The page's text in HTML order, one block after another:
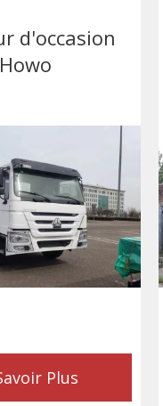
d'occasion
Howo
Plus